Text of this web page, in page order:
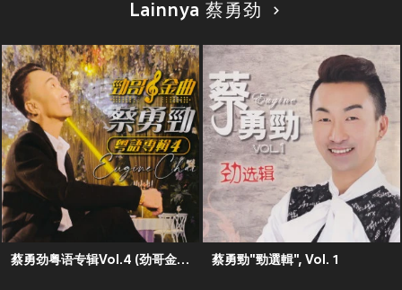
Lainnya 蔡勇劲
蔡勇劲粤语专辑Vol.4 (劲哥金曲) 蔡勇勁"勁選輯", Vol. 1